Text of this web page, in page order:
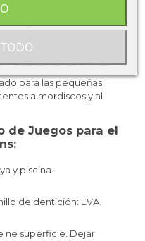
Lilliputiens
Además tae un
de las encias.
para las pequeñas
a mordiscos y al
de Juegos para el
y piscina.
de dentición: EVA.
ne superficie. Dejar